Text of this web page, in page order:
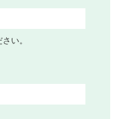
い。